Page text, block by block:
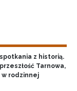
z historią.
Tarnowa,
w rodzinnej